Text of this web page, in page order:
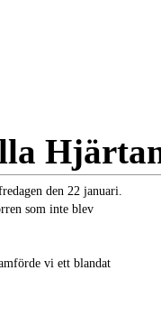
den 22 januari.
som inte blev
vi ett blandat